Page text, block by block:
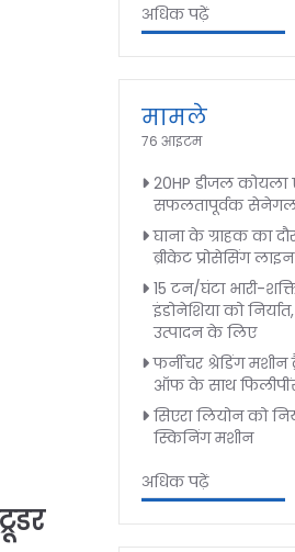
अधिक पढ़ें
मामले
76 आइटम
20HP डीजल कोयला
सफलतापूर्वक
घाना के ग्राहक का
ब्रीकेट प्रोसेसिंग लाइन
15 टन/घंटा भारी-
इंडोनेशिया को
उत्पादन के लिए
फर्नीचर श्रेडिंग
ऑफ के साथ
सिएरा लियोन को
स्किनिंग मशीन
अधिक पढ़ें